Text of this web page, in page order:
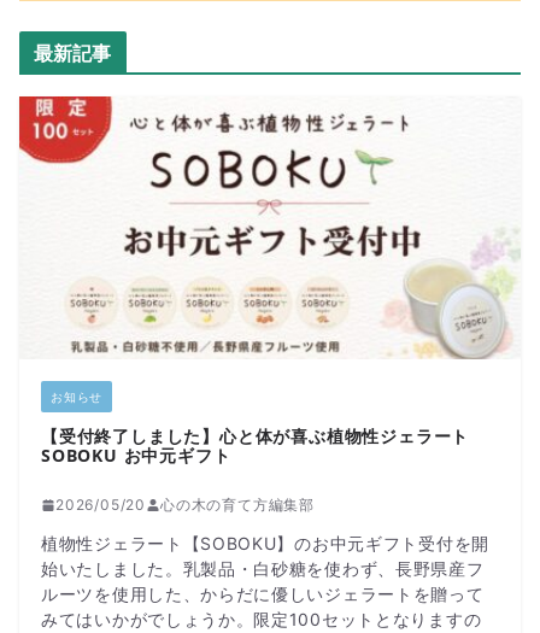
最新記事
お知らせ
【受付終了しました】心と体が喜ぶ植物性ジェラート
SOBOKU お中元ギフト
2026/05/20 心の木の育て方編集部
植物性ジェラート【SOBOKU】のお中元ギフト受付を開
始いたしました。乳製品・白砂糖を使わず、長野県産フ
ルーツを使用した、からだに優しいジェラートを贈って
みてはいかがでしょうか。限定100セットとなりますの